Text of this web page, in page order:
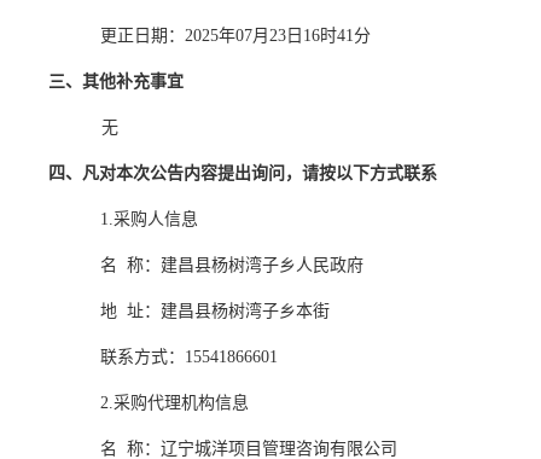
更正日期： 2025年07月23日16时41分
三、其他补充事宜
无
四、凡对本次公告内容提出询问，请按以下方式联系
1.采购人信息
名 称：建昌县杨树湾子乡人民政府
地址：建昌县杨树湾子乡本街
联系方式： 15541866601
2.采购代理机构信息
名 称：辽宁城洋项目管理咨询有限公司